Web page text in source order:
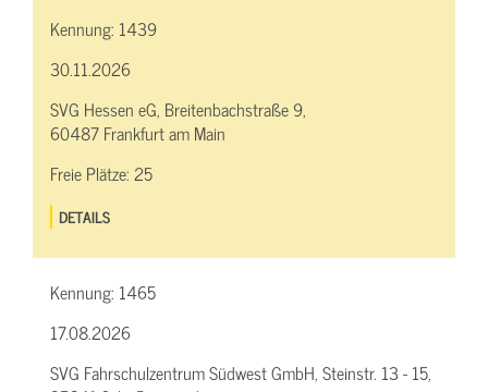
Kennung: 1439
30.11.2026
SVG Hessen eG, Breitenbachstraße 9,
60487 Frankfurt am Main
Freie Plätze:25
DETAILS
Kennung: 1465
17.08.2026
SVG Fahrschulzentrum Südwest GmbH, Steinstr. 13 - 15,